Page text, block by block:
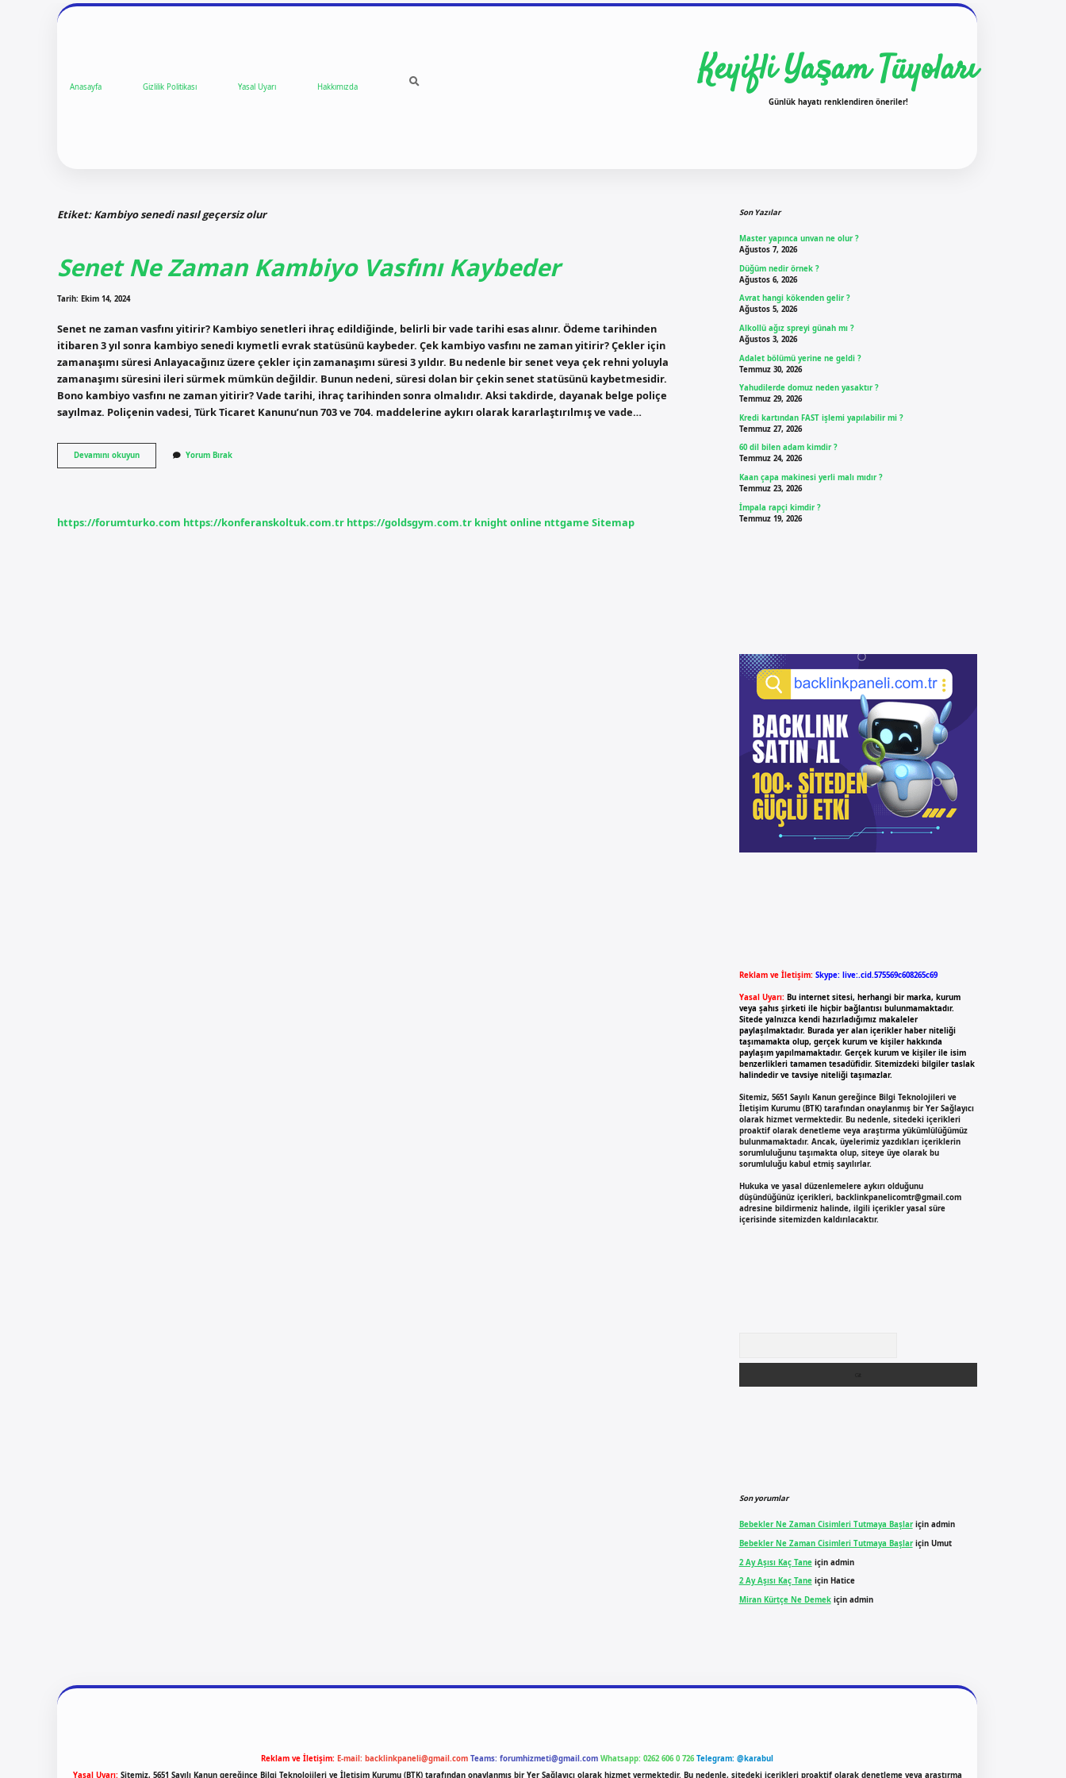
Anasayfa Gizlilik Politikası Yasal Uyarı Hakkımızda Keyifli Yaşam Tüyoları
Günlük hayatı renklendiren öneriler!
Etiket:Kambiyo senedi nasıl geçersiz olur
Senet Ne Zaman Kambiyo Vasfını Kaybeder
Tarih: Ekim 14, 2024
Senet ne zaman vasfını yitirir? Kambiyo senetleri ihraç edildiğinde, belirli bir vade tarihi esas alınır. Ödeme tarihinden
itibaren 3 yıl sonra kambiyo senedi kıymetli evrak statüsünü kaybeder. Çek kambiyo vasfını ne zaman yitirir? Çekler için
zamanaşımı süresi Anlayacağınız üzere çekler için zamanaşımı süresi 3 yıldır. Bu nedenle bir senet veya çek rehni yoluyla
zamanaşımı süresini ileri sürmek mümkün değildir. Bunun nedeni, süresi dolan bir çekin senet statüsünü kaybetmesidir.
Bono kambiyo vasfını ne zaman yitirir? Vade tarihi, ihraç tarihinden sonra olmalıdır. Aksi takdirde, dayanak belge poliçe
sayılmaz. Poliçenin vadesi, Türk Ticaret Kanunu’nun 703 ve 704. maddelerine aykırı olarak kararlaştırılmış ve vade…
Devamını okuyunSenet
Ne
Yorum Bırak
https://forumturko.com https://konferanskoltuk.com.tr https://goldsgym.com.tr knight online nttgame Sitemap
Son Yazılar
Master yapınca unvan ne olur ?
Ağustos 7, 2026
Düğüm nedir örnek ?
Ağustos 6, 2026
Avrat hangi kökenden gelir ?
Ağustos 5, 2026
Alkollü ağız spreyi günah mı ?
Ağustos 3, 2026
Adalet bölümü yerine ne geldi ?
Temmuz 30, 2026
Yahudilerde domuz neden yasaktır ?
Temmuz 29, 2026
Kredi kartından FAST işlemi yapılabilir mi ?
Temmuz 27, 2026
60 dil bilen adam kimdir ?
Temmuz 24, 2026
Kaan çapa makinesi yerli malı mıdır ?
Temmuz 23, 2026
İmpala rapçi kimdir ?
Temmuz 19, 2026
Reklam ve İletişim: Skype: live:.cid.575569c608265c69
Yasal Uyarı: Bu internet sitesi, herhangi bir marka, kurum
veya şahıs şirketi ile hiçbir bağlantısı bulunmamaktadır.
Sitede yalnızca kendi hazırladığımız makaleler
paylaşılmaktadır. Burada yer alan içerikler haber niteliği
taşımamakta olup, gerçek kurum ve kişiler hakkında
paylaşım yapılmamaktadır. Gerçek kurum ve kişiler ile isim
benzerlikleri tamamen tesadüfidir. Sitemizdeki bilgiler taslak
halindedir ve tavsiye niteliği taşımazlar.
Sitemiz, 5651 Sayılı Kanun gereğince Bilgi Teknolojileri ve
İletişim Kurumu (BTK) tarafından onaylanmış bir Yer Sağlayıcı
olarak hizmet vermektedir. Bu nedenle, sitedeki içerikleri
proaktif olarak denetleme veya araştırma yükümlülüğümüz
bulunmamaktadır. Ancak, üyelerimiz yazdıkları içeriklerin
sorumluluğunu taşımakta olup, siteye üye olarak bu
sorumluluğu kabul etmiş sayılırlar.
Hukuka ve yasal düzenlemelere aykırı olduğunu
düşündüğünüz içerikleri, backlinkpanelicomtr@gmail.com
adresine bildirmeniz halinde, ilgili içerikler yasal süre
içerisinde sitemizden kaldırılacaktır.
Son yorumlar
Bebekler Ne Zaman Cisimleri Tutmaya Başlariçin admin
Bebekler Ne Zaman Cisimleri Tutmaya Başlariçin Umut
2 Ay Aşısı Kaç Taneiçin admin
2 Ay Aşısı Kaç Taneiçin Hatice
Miran Kürtçe Ne Demekiçin admin
Reklam ve İletişim: E-mail: backlinkpaneli@gmail.com Teams: forumhizmeti@gmail.com Whatsapp: 0262 606 0 726 Telegram: @karabul
Yasal Uyarı: Sitemiz, 5651 Sayılı Kanun gereğince Bilgi Teknolojileri ve İletişim Kurumu (BTK) tarafından onaylanmış bir Yer Sağlayıcı olarak hizmet vermektedir. Bu nedenle, sitedeki içerikleri proaktif olarak denetleme veya araştırma